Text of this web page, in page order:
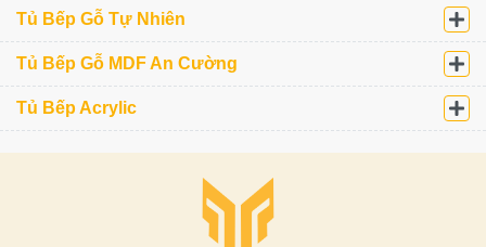
Tủ Bếp Gỗ Tự Nhiên
Tủ Bếp Gỗ MDF An Cường
Tủ Bếp Acrylic